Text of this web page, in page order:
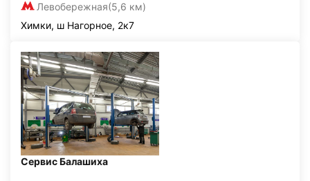
Левобережная(5,6 км)
Химки, ш Нагорное, 2к7
Сервис Балашиха